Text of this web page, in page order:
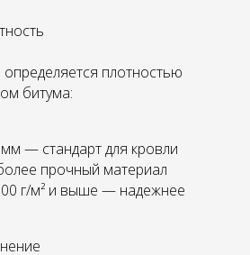
плотностью
битума:
— стандарт для кровли
прочный материал
г/м² и выше — надежнее